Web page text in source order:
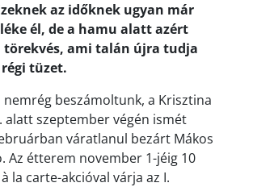
az időknek ugyan már
él, de a hamu alatt azért
törekvés, ami talán újra tudja
tüzet.
beszámoltunk, a Krisztina
alatt szeptember végén ismét
váratlanul bezárt Mákos
Az étterem november 1-jéig 10
la carte-akcióval várja az I.